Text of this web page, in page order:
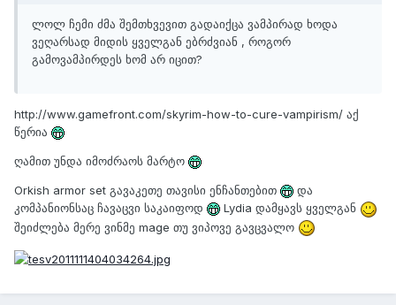
ლოლ ჩემი ძმა შემთხვევით გადაიქცა ვამპირად ხოდა
ვეღარსად მიდის ყველგან ებრძვიან , როგორ
გამოვამპირდეს ხომ არ იცით?
http://www.gamefront.com/skyrim-how-to-cure-vampirism/ აქ
წერია
ღამით უნდა იმოძრაოს მარტო
Orkish armor set გავაკეთე თავისი ენჩანთებით
და
კომპანიონსაც ჩავაცვი საკაიფოდ
Lydia დამყავს ყველგან
შეიძლება მერე ვინმე mage თუ ვიპოვე გავცვალო